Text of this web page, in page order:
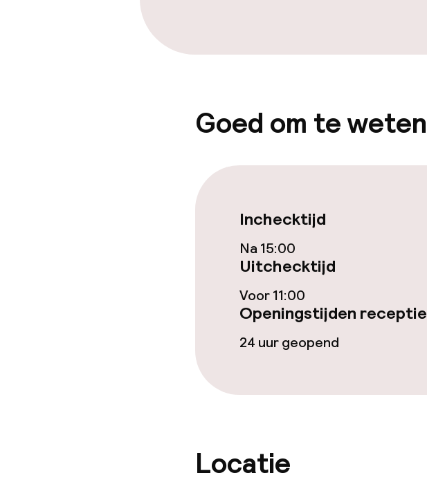
Schoonmaakvoorzieningen
Zakelijke faciliteiten
Borg bij aankomst
Goed om te weten
Inchecktijd
Na 15:00
Uitchecktijd
Voor 11:00
Openingstijden receptie
24 uur geopend
Locatie